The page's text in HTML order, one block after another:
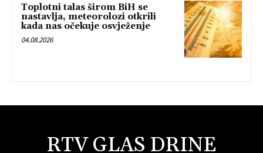
Toplotni talas širom BiH se
nastavlja, meteorolozi otkrili
kada nas očekuje osvježenje
04.08.2026
RTV GLAS DRINE